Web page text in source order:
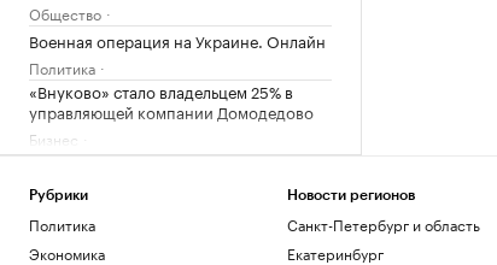
Общество
Военная операция на Украине. Онлайн
Политика
«Внуково» стало владельцем 25% в
управляющей компании Домодедово
Бизнес
Пляжи, замки, марципан: гастрогид по
РБК и РСХБ
Рубрики
Политика
Экономика
Новости регионов
Санкт-Петербург и область
Екатеринбург